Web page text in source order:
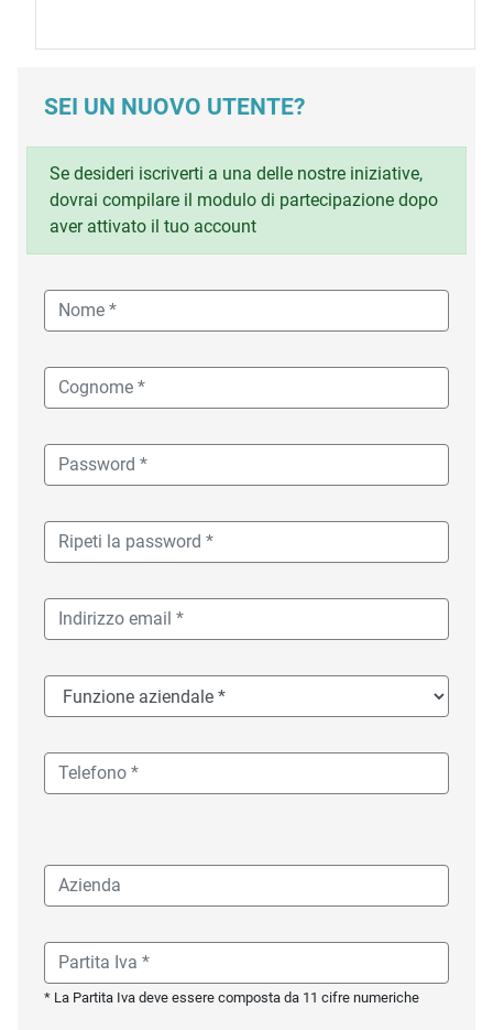
SEI UN NUOVO UTENTE?
Se desideri iscriverti a una delle nostre iniziative,
dovrai compilare il modulo di partecipazione dopo
aver attivato il tuo account
* La Partita Iva deve essere composta da 11 cifre numeriche